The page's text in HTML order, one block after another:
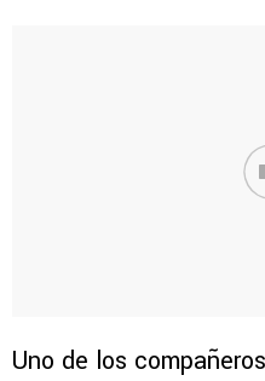
Uno de los